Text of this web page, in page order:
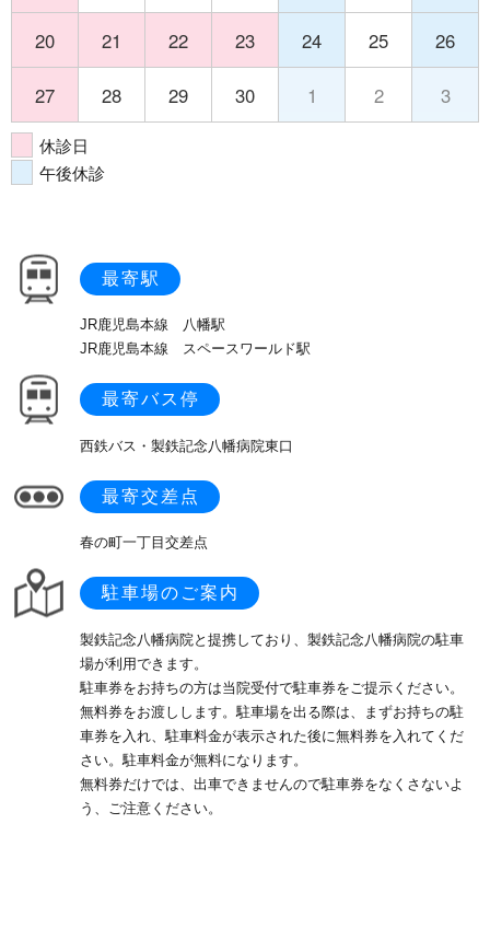
20 21 22 23 24 25 26
27 28 29 30 1 2 3
休診日
午後休診
最寄駅
JR鹿児島本線 八幡駅
JR鹿児島本線 スペースワールド駅
最寄バス停
西鉄バス・製鉄記念八幡病院東口
最寄交差点
春の町一丁目交差点
駐車場のご案内
製鉄記念八幡病院と提携しており、製鉄記念八幡病院の駐車
場が利用できます。
駐車券をお持ちの方は当院受付で駐車券をご提示ください。
無料券をお渡しします。駐車場を出る際は、まずお持ちの駐
車券を入れ、駐車料金が表示された後に無料券を入れてくだ
さい。駐車料金が無料になります。
無料券だけでは、出車できませんので駐車券をなくさないよ
う、ご注意ください。